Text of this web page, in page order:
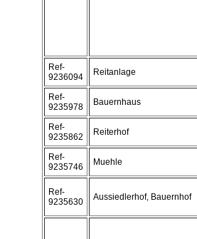
Ref-
9236094
Reitanlage
Ref-
9235978
Bauernhaus
Ref-
9235862
Reiterhof
Ref-
9235746
Muehle
Ref-
9235630
Aussiedlerhof, Bauernhof